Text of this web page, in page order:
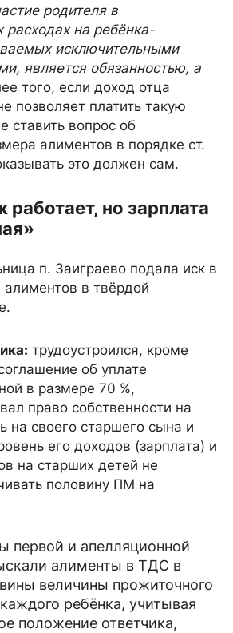
родителя в
расходах на ребёнка-
исключительными
является обязанностью, а
того, если доход отца
позволяет платить такую
ставить вопрос об
алиментов в порядке ст.
это должен сам.
работает, но зарплата
п. Заиграево подала иск в
алиментов в твёрдой
трудоустроился, кроме
об уплате
в размере 70 %,
право собственности на
на своего старшего сына и
его доходов (зарплата) и
на старших детей не
половину ПМ на
первой и апелляционной
алименты в ТДС в
величины прожиточного
ребёнка, учитывая
положение ответчика,